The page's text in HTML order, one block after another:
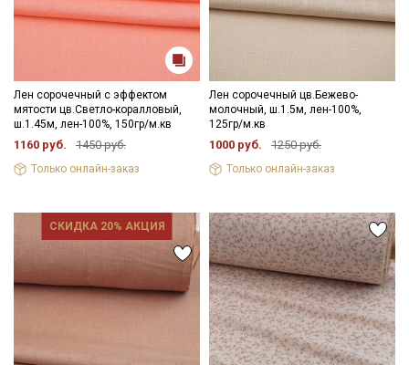
Лен сорочечный с эффектом
мятости цв.Светло-коралловый,
ш.1.45м, лен-100%, 150гр/м.кв
1160 руб. 1450 руб.
Только онлайн-заказ
Лен сорочечный цв.Бежево-
молочный, ш.1.5м, лен-100%,
125гр/м.кв
1000 руб. 1250 руб.
Только онлайн-заказ
СКИДКА 20% АКЦИЯ